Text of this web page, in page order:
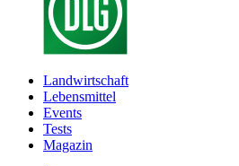
Landwirtschaft
Lebensmittel
Events
Tests
Magazin